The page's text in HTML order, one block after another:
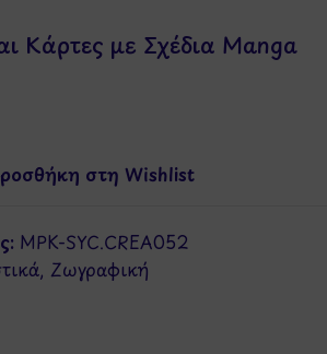
Κάρτες με Σχέδια Manga
στη Wishlist
MPK-SYC.CREA052
, Ζωγραφική